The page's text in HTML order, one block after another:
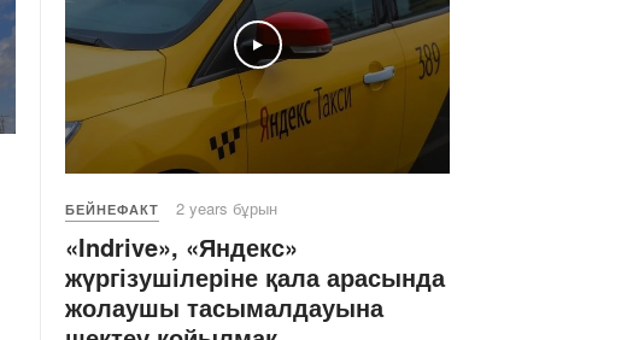
Play
БЕЙНЕФАКТ 2 years бұрын
«Indrive», «Яндекс»
жүргізушілеріне қала арасында
жолаушы тасымалдауына